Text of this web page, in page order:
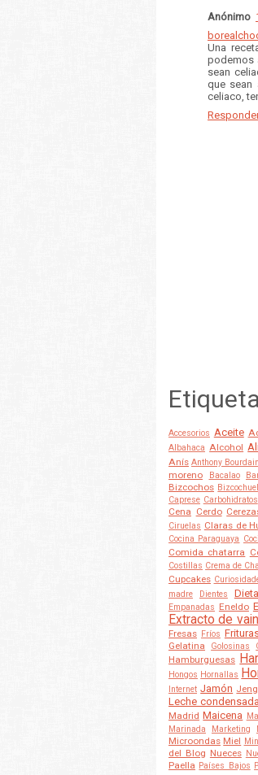
Anónimo
Una
podemos
sean
que sean
celiaco,
Accesorios Aceite
Albahaca Alcohol
Anís Anthony Bourdain
moreno
Bacalao
Bizcochos
Caprese Carbohidratos
Cena Cerdo
Ciruelas Claras de
Cocina Paraguaya
Comida chatarra
Costillas Crema de
Cupcakes
madre
Dientes Dieta
Empanadas Eneldo
Extracto de
Fresas Fríos
Gelatina
Golosinas
Hamburguesas
Hongos Hornallas
Internet Jamón
Leche condensada
Madrid Maicena
Marinada
Marketing
Microondas Miel
del Blog Nueces
Paella Países Bajos